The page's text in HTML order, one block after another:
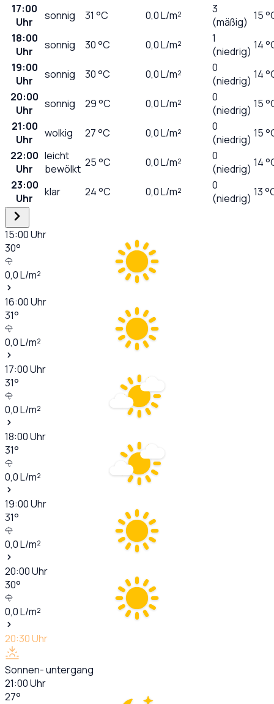
17:00
Uhr
sonnig 31 °C 0,0L/m²
3
(mäßig) 15
18:00
Uhr
sonnig 30°C 0,0L/m²
1
(niedrig) 14
19:00
Uhr
sonnig 30°C 0,0L/m²
0
(niedrig) 14
20:00
Uhr
sonnig 29°C 0,0L/m²
0
(niedrig) 15
21:00
Uhr
wolkig 27°C 0,0L/m²
0
(niedrig) 15
22:00
Uhr
leicht
bewölkt 25°C 0,0L/m²
0
(niedrig) 14
23:00
Uhr
klar 24°C 0,0L/m²
0
(niedrig) 13
15:00Uhr
30°
0,0L/m²
16:00Uhr
31°
0,0L/m²
17:00Uhr
31°
0,0L/m²
18:00Uhr
31°
0,0L/m²
19:00Uhr
31°
0,0L/m²
20:00Uhr
30°
0,0L/m²
20:30Uhr
Sonnen- untergang
21:00Uhr
27°